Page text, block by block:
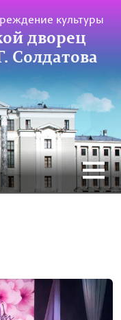
культуры
дворец
Солдатова